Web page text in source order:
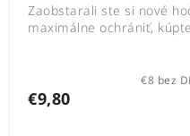
€8 bez
€9,80
Zaobstarali ste si nové
maximálne ochrániť,